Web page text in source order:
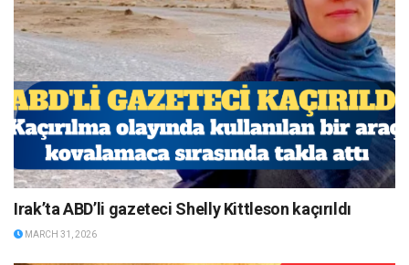
Irak’ta ABD’li gazeteci Shelly Kittleson kaçırıldı
MARCH 31, 2026